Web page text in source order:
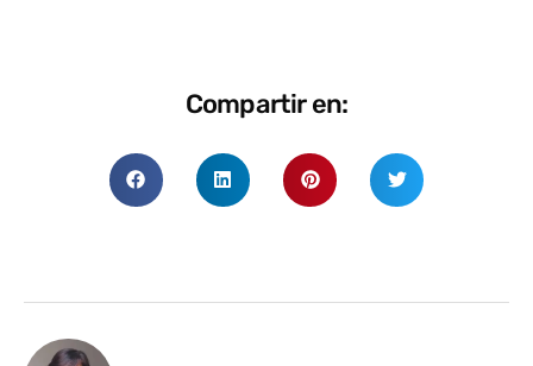
Compartir en: